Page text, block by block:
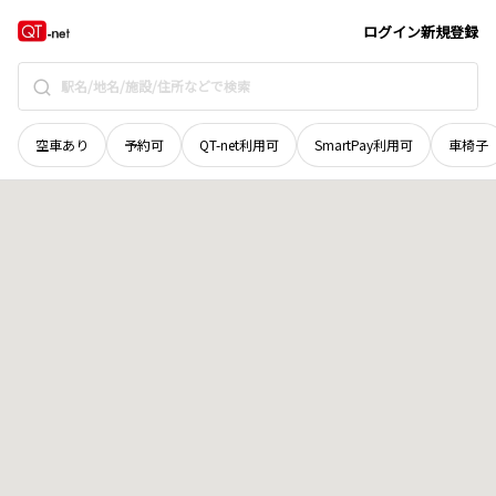
ログイン新規登録
空車あり 予約可 QT-net利用可 SmartPay利用可 車椅子
長野県